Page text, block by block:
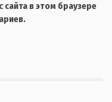
в этом браузере